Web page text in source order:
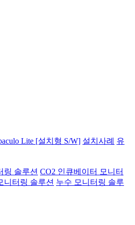
Lite [설치형 S/W] 설치사례 유
링 솔루션 CO2 인큐베이터 모니터
니터링 솔루션 누수 모니터링 솔루